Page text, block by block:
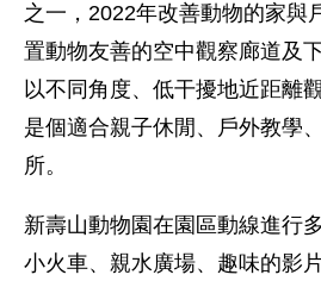
之一，2022年改善動物的家與
置動物友善的空中觀察廊道及
以不同角度、低干擾地近距離
是個適合親子休閒、戶外教學
所。
新壽山動物園在園區動線進行
小火車、親水廣場、趣味的影